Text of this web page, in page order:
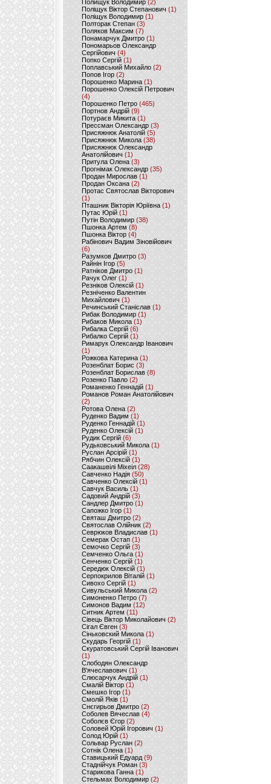
Полищук Володимир(2)
Поліщук Віктор Степанович(1)
Поліщук Володимир (1)
Полторак Степан(3)
Поляков Максим (7)
Понамарчук Дмитро (1)
Пономарьов Олександр
Сергійович(4)
Попко Сергій (1)
Поплавський Михайло (2)
Попов Ігор(2)
Порошенко Марина (1)
Порошенко Олексій Петрович
(4)
Порошенко Петро (465)
Портнов Андрій (9)
Потураєв Микита(1)
Прессман Олександр(3)
Присяжнюк Анатолій (5)
Присяжнюк Микола (38)
Присяжнюк Олександр
Анатолійович (1)
Притула Олена (3)
Прогнімак Олександр(35)
Продан Мирослав(1)
Продан Оксана (2)
Протас Святослав Вікторович
(1)
Пташник Вікторія Юріївна (1)
Путас Юрій (1)
Путін Володимир(38)
Пшонка Артем (8)
Пшонка Віктор(4)
Рабінович Вадим Зіновійович
(6)
Разумков Дмитро (3)
Райнін Ігор(5)
Ратніков Дмитро (1)
Рачук Олег (1)
Резніков Олексій(1)
Резніченко Валентин
Михайлович (1)
Речинський Станіслав (1)
Рибак Володимир(1)
Рибаков Микола(1)
Рибалка Сергій (6)
Рибалко Сергій (1)
Римарук Олександр Іванович
(1)
Рожкова Катерина(1)
Розенблат Борис (3)
Розенблат Борислав (8)
Розенко Павло (2)
Романенко Геннадій (1)
Романов Роман Анатолійович
(2)
Ротова Олена(2)
Руденко Вадим (1)
Руденко Геннадій (1)
Руденко Олексій(1)
Рудик Сергій(6)
Рудьковський Микола (1)
Руслан Арсірій(1)
Рябчин Олексій (1)
Саакашвілі Міхеіл(28)
Савченко Надія (50)
Савченко Олексій(1)
Савчук Василь (1)
Садовий Андрій (3)
Сандлер Дмитро(1)
Сапожко Ігор(1)
Святаш Дмитро (2)
Святослав Олійник (2)
Севрюков Владислав (1)
Семерак Остап (1)
Семочко Сергій (3)
Семченко Ольга (1)
Сенченко Сергій(1)
Середюк Олексій(1)
Серпокрилов Віталій(1)
Сивохо Сергій(1)
Сивульський Микола(2)
Симоненко Петро(7)
Симонов Вадим (12)
Ситник Артем(11)
Сівець Віктор Миколайович(2)
Сігал Євген (3)
Сіньковский Микола(1)
Скударь Георгій (1)
Скуратовський Сергій Іванович
(1)
Слободян Олександр
В'ячеславович(1)
Слюсарчук Андрій(1)
Смалій Віктор (1)
Смешко Ігор (1)
Смолій Яків (1)
Снєгирьов Дмитро (2)
Соболев Вячеслав (4)
Соболєв Єгор(2)
Соловей Юрій Ігорович (1)
Солод Юрій (1)
Сольвар Руслан (2)
Сотнік Олена(1)
Ставицький Едуард (9)
Стаднійчук Роман(3)
Старикова Ганна (1)
Стельмах Володимир(2)